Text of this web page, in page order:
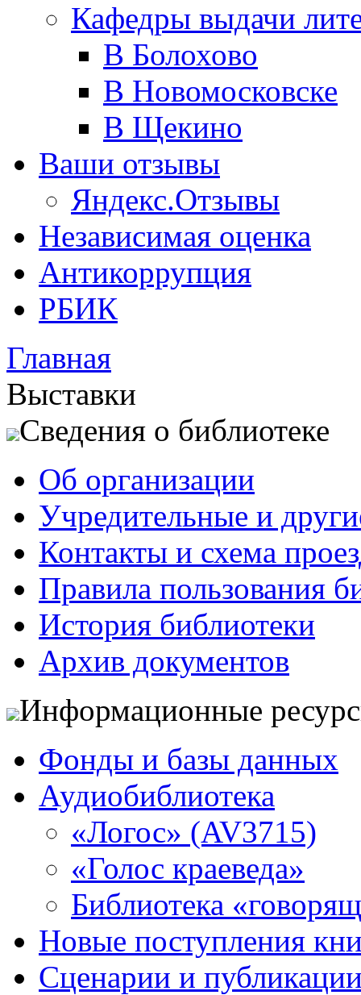
Кафедры выдачи
В Болохово
В Новомосковске
В Щекино
Ваши отзывы
Яндекс.Отзывы
Независимая оценка
Антикоррупция
РБИК
Главная
Выставки
Сведения о библиотеке
Об организации
Учредительные и
Контакты и схема
Правила пользования
История библиотеки
Архив документов
Информационные
Фонды и базы данных
Аудиобиблиотека
«Логос» (AV3715)
«Голос краеведа»
Библиотека
Новые поступления
Сценарии и